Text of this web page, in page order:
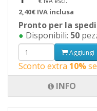
2,40€ IVA inclusa
Pronto per la
● Disponibili: 50
Aggiungi
Sconto extra 10%
INFO